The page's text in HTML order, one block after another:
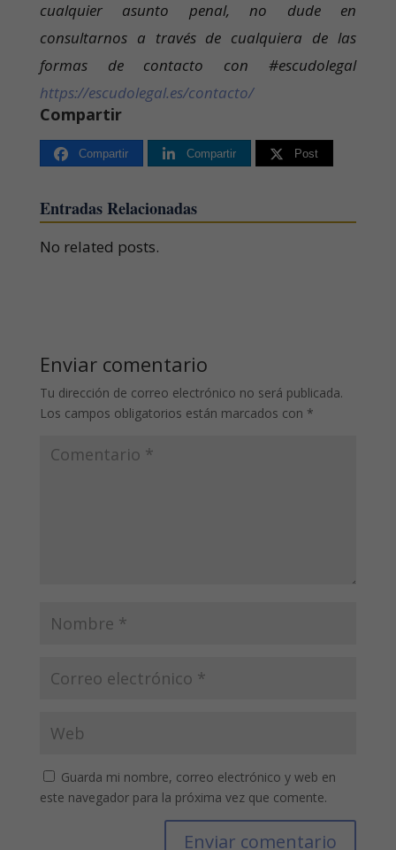
cualquier asunto penal, no dude en
consultarnos a través de cualquiera de las
formas de contacto con #escudolegal
https://escudolegal.es/contacto/
Compartir
Compartir Compartir Post
Entradas Relacionadas
No related posts.
Enviar comentario
Tu dirección de correo electrónico no será publicada.
Los campos obligatorios están marcados con *
Guarda mi nombre, correo electrónico y web en
este navegador para la próxima vez que comente.